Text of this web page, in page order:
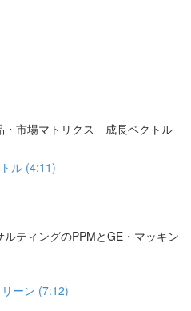
市場マトリクス 成長ベクトル
ル (4:11)
ティングのPPMとGE・マッキン
ーン (7:12)